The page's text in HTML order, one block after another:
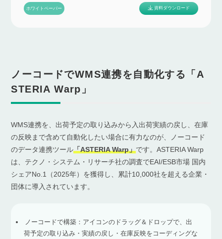
ホワイトペーパー 資料ダウンロード
ノーコードでWMS連携を自動化する「A
STERIA Warp」
WMS連携を、出荷予定の取り込みから入出荷実績の戻し、在庫
の反映まで含めて自動化したい場合に有力なのが、ノーコード
のデータ連携ツール「ASTERIA Warp」です。ASTERIA Warp
は、テクノ・システム・リサーチ社の調査でEAI/ESB市場 国内
シェアNo.1（2025年）を獲得し、累計10,000社を超える企業・
団体に導入されています。
ノーコードで構築：アイコンのドラッグ＆ドロップで、出
荷予定の取り込み・実績の戻し・在庫反映をコーディングな